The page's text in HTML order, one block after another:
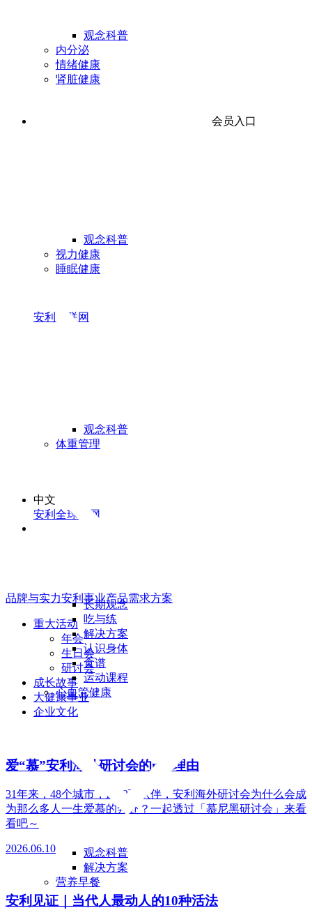
会员入口
安利易联网
中文
安利全球官网
品牌与实力安利事业产品需求方案
重大活动
年会
生日会
研讨会
成长故事
大健康事业
企业文化
爱“慕”安利海外研讨会的n个理由
31年来，48个城市，超22万伙伴，安利海外研讨会为什么会成
为那么多人一生爱慕的奔赴？一起透过「慕尼黑研讨会」来看
看吧～
2026.06.10
安利见证｜当代人最动人的10种活法
观念科普
内分泌
情绪健康
肾脏健康
观念科普
视力健康
睡眠健康
观念科普
体重管理
长期观念
吃与练
解决方案
认识身体
食谱
运动课程
心血管健康
观念科普
解决方案
营养早餐